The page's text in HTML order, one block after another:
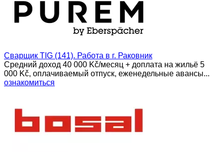
Сварщик TIG (141). Работа в г. Раковник
Средний доход 40 000 Kč/месяц + доплата на жильё 5
000 Kč, оплачиваемый отпуск, еженедельные авансы...
ознакомиться